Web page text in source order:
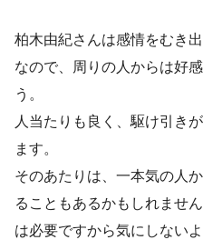
柏木由紀さんは感情をむき
なので、周りの人からは好
う。
人当たりも良く、駆け引き
ます。
そのあたりは、一本気の人
ることもあるかもしれませ
は必要ですから気にしない